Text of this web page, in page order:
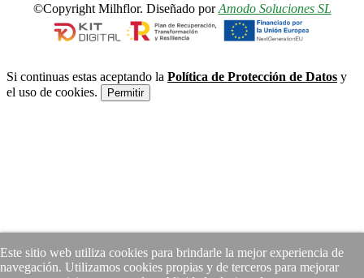
Este sitio web utiliza cookies para brindarle la mejor experiencia de
navegación. Utilizamos cookies propias y de terceros para mejorar
©Copyright Milhflor. Diseñado porAmodo Soluciones SL
Si continuas estas aceptando la Política de Protección de Datos y
el uso de cookies.
Permitir